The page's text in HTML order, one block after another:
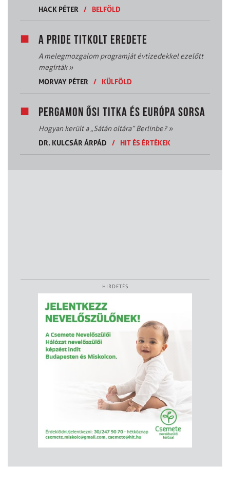
HACK PÉTER
/ BELFÖLD
A PRIDE TITKOLT EREDETE
A melegmozgalom programját évtizedekkel ezelőtt
megírták»
MORVAY PÉTER
/ KÜLFÖLD
PERGAMON ŐSI TITKA ÉS EURÓPA SORSA
Hogyan került a „Sátán oltára” Berlinbe?»
DR. KULCSÁR ÁRPÁD
/ HIT ÉS ÉRTÉKEK
HIRDETÉS